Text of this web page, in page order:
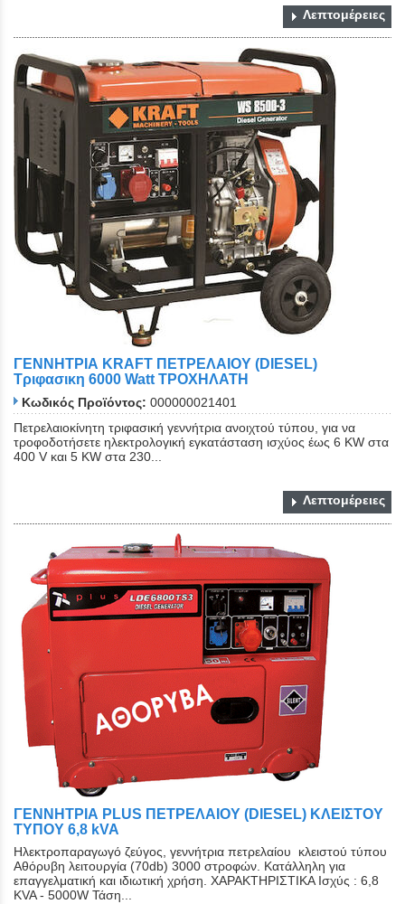
Λεπτομέρειες
ΓΕΝΝΗΤΡΙΑ KRAFT ΠΕΤΡΕΛΑΙΟΥ (DIESEL)
Τριφασικη 6000 Watt ΤΡΟΧΗΛΑΤΗ
Κωδικός Προϊόντος: 000000021401
Πετρελαιοκίνητη τριφασική γεννήτρια ανοιχτού τύπου, για να
τροφοδοτήσετε ηλεκτρολογική εγκατάσταση ισχύος έως 6 KW στα
400 V και 5 KW στα 230...
Λεπτομέρειες
ΓΕΝΝΗΤΡΙΑ PLUS ΠΕΤΡΕΛΑΙΟΥ (DIESEL) ΚΛΕΙΣΤΟY
ΤYΠΟY 6,8 kVA
Ηλεκτροπαραγωγό ζεύγος, γεννήτρια πετρελαίου κλειστού τύπου
Αθόρυβη λειτουργία (70db) 3000 στροφών. Κατάλληλη για
επαγγελματική και ιδιωτική χρήση. ΧΑΡΑΚΤΗΡΙΣΤΙΚΑ Ισχύς : 6,8
KVA - 5000W Τάση...